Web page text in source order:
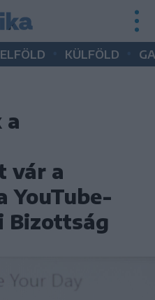
KÜLFÖLD
a
vár a
YouTube-
Bizottság